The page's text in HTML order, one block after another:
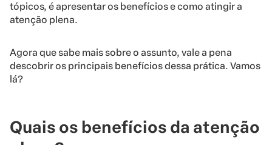
tópicos, é apresentar os benefícios e como atingir a
atenção plena.
Agora que sabe mais sobre o assunto, vale a pena
descobrir os principais benefícios dessa prática. Vamos
lá?
Quais os benefícios da atenção